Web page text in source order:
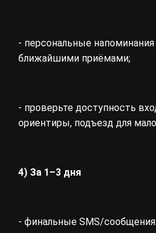
- персональные
ближайшими приёмами;
- проверьте доступность
ориентиры, подъезд для
4) За 1–3 дня
- финальные SMS/